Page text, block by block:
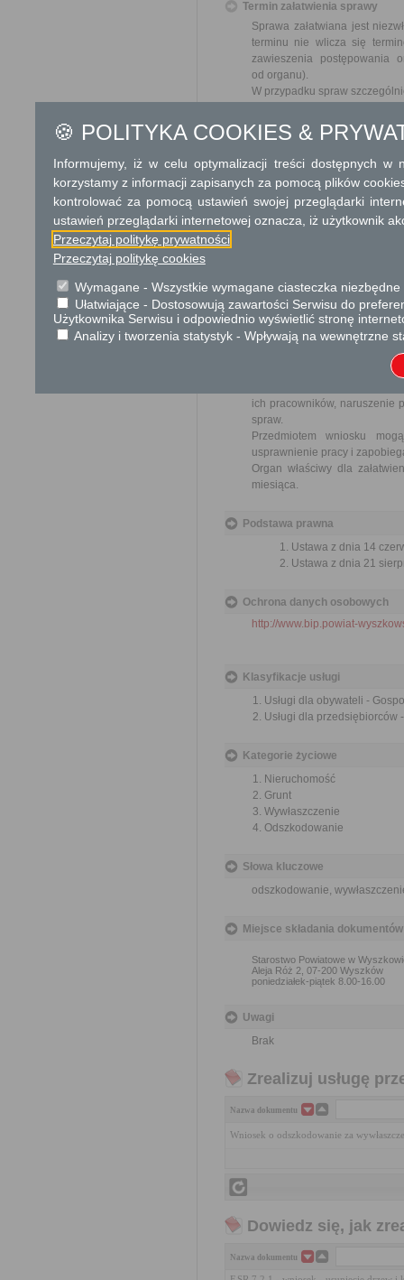
Termin załatwienia sprawy
Sprawa załatwiana jest
terminu nie wlicza się
zawieszenia postępowania
od organu).
W przypadku spraw
Informacja
Dodatkowe
Opłata
Wniosek o odszkodowanie
17 zł opłata skarbowa za
Odwołanie wnosi się do
który ją wydał. O
placówce pocztowej
ich pracowników, naruszenie
spraw.
Przedmiotem wniosku
usprawnienie pracy i
Organ właściwy dla
miesiąca.
Podstawa prawna
Ustawa z dnia 14
Ustawa z dnia 21
Ochrona danych osobowych
http://www.bip.powiat-
Klasyfikacje usługi
Usługi dla obywateli -
Usługi dla
Kategorie życiowe
Nieruchomość
Grunt
Wywłaszczenie
Odszkodowanie
Słowa kluczowe
odszkodowanie,
Miejsce składania dokumentów
Starostwo Powiatowe w
Aleja Róż 2, 07-200 Wyszków
poniedziałek-piątek 8.00-16.00
Uwagi
Brak
Zrealizuj usługę
Nazwa dokumentu
Wniosek o odszkodowanie za
Dowiedz się, jak
Nazwa dokumentu
🍪 POLITYKA COOKIES &
Informujemy, iż w celu optymalizacji treści dostępnych w
korzystamy z informacji zapisanych za pomocą plików
kontrolować za pomocą ustawień swojej przeglądarki
ustawień przeglądarki internetowej oznacza, iż użytkownik
Przeczytaj politykę prywatności
Przeczytaj politykę cookies
Wymagane - Wszystkie wymagane ciasteczka
Ułatwiające - Dostosowują zawartości Serwisu do
Użytkownika Serwisu i odpowiednio wyświetlić stronę
Analizy i tworzenia statystyk - Wpływają na wewnętrzne